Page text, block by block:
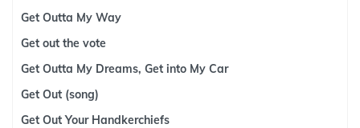
Get Outta My Way
Get out the vote
Get Outta My Dreams, Get into My Car
Get Out (song)
Get Out Your Handkerchiefs